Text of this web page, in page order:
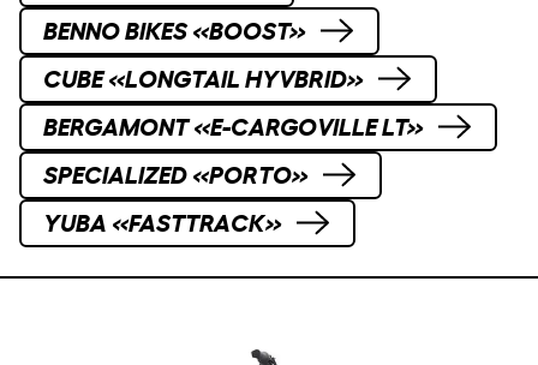
BENNO BIKES «BOOST»
CUBE «LONGTAIL HYVBRID»
BERGAMONT «E-CARGOVILLE LT»
SPECIALIZED «PORTO»
YUBA «FASTTRACK»